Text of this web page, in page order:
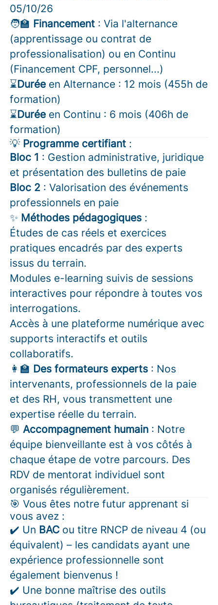
05/10/26
🧑‍🏫 Financement : Via l'alternance
(apprentissage ou contrat de
professionalisation) ou en Continu
(Financement CPF, personnel...)
⌛Durée en Alternance : 12 mois (455h de
formation)
⌛Durée en Continu : 6 mois (406h de
formation)
💡 Programme certifiant :
Bloc 1 : Gestion administrative, juridique
et présentation des bulletins de paie
Bloc 2 : Valorisation des événements
professionnels en paie
✨ Méthodes pédagogiques :
Études de cas réels et exercices
pratiques encadrés par des experts
issus du terrain.
Modules e-learning suivis de sessions
interactives pour répondre à toutes vos
interrogations.
Accès à une plateforme numérique avec
supports interactifs et outils
collaboratifs.
👩‍🏫 Des formateurs experts : Nos
intervenants, professionnels de la paie
et des RH, vous transmettent une
expertise réelle du terrain.
💬 Accompagnement humain : Notre
équipe bienveillante est à vos côtés à
chaque étape de votre parcours. Des
RDV de mentorat individuel sont
organisés régulièrement.
🎯 Vous êtes notre futur apprenant si
vous avez :
✔️ Un BAC ou titre RNCP de niveau 4 (ou
équivalent) – les candidats ayant une
expérience professionnelle sont
également bienvenus !
✔️ Une bonne maîtrise des outils